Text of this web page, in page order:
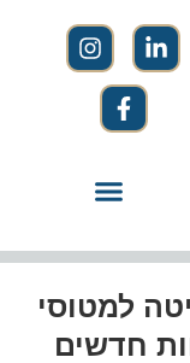
למטוסי